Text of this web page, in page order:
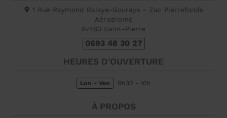
1 Rue Raymond Balaya-Gouraya - Zac Pierrefonds
Aérodrome
97460 Saint-Pierre
0693 48 30 27
HEURES D'OUVERTURE
Lun - Ven 8h30 - 16h
À PROPOS